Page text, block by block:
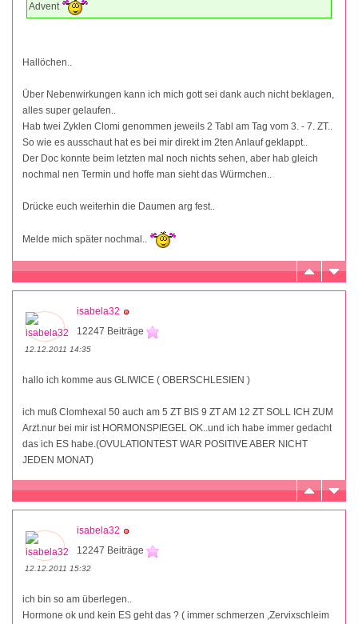
Advent
Hallöchen..
Über Nebenwirkungen kann ich mich gott sei dank auch nicht beklagen,
alles super gelaufen..
Hab twei Zyklen Clomi genommen jeweils 2 Tabl am Tag vom 3. - 7. ZT..
So wie es ausschaut hat es bei mir direkt im 2ten Anlauf geklappt..
Der Doc konnte beim letzten mal noch nichts sehen, aber hab gleich
nochmal nen Termin und hoffe man sieht das Würmchen..
Drücke euch weiterhin die Daumen arg fest..
Melde mich später nochmal..
isabela32
12247 Beiträge
12.12.2011 14:35
hallo ich komme aus GLIWICE ( OBERSCHLESIEN )
ich muß Clomhexal 50 auch am 5 ZT BIS 9 ZT AM 12 ZT SOLL ICH ZUM
Arzt.nur bei mir ist HORMONSPIEGEL OK..und ich habe immer gedacht
das ich ES habe.(OVULATIONTEST WAR POSITIVE ABER NICHT
JEDEN MONAT)
isabela32
12247 Beiträge
12.12.2011 15:32
ich bin so am überlegen..
Hormone ok und kein ES geht das ? ( immer schmerzen ,Zervixschleim